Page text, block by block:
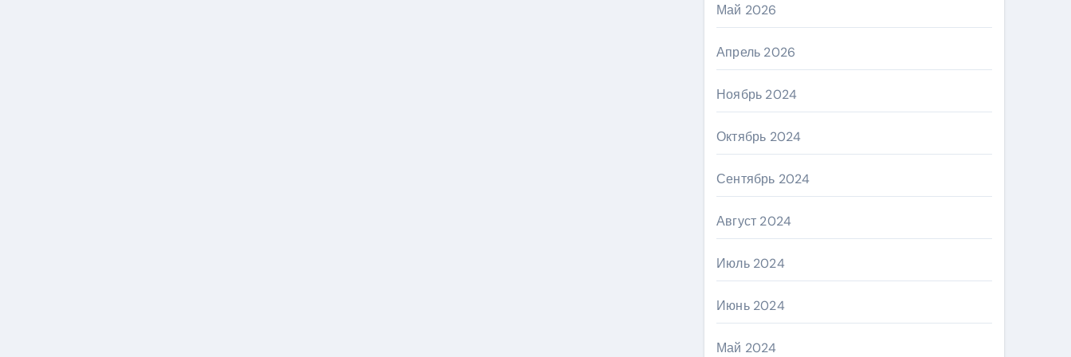
Май 2026
Апрель 2026
Ноябрь 2024
Октябрь 2024
Сентябрь 2024
Август 2024
Июль 2024
Июнь 2024
Май 2024